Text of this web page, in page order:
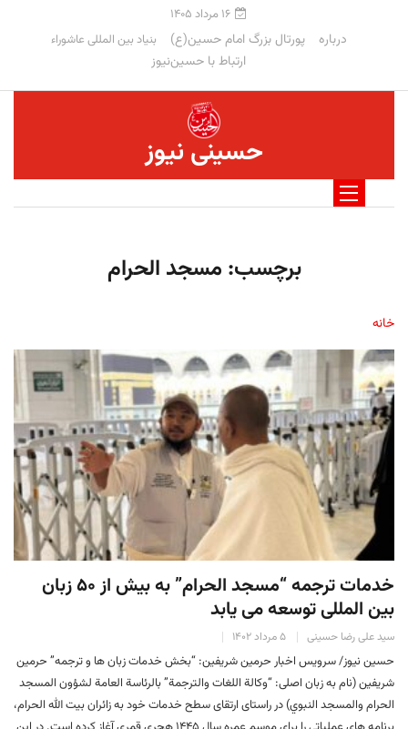
۱۶ مرداد ۱۴۰۵
درباره پورتال بزرگ امام حسین(ع) بنیاد بین المللی عاشوراء
ارتباط با حسین‌نیوز
حسینی نیوز
برچسب: مسجد الحرام
خانه
خدمات ترجمه “مسجد الحرام” به بیش از ۵۰ زبان
بین المللی توسعه می یابد
سید علی رضا حسینی ۵ مرداد ۱۴۰۲
حسین نیوز/ سرویس اخبار حرمین شریفین: “بخش خدمات زبان ها و ترجمه” حرمین
شریفین (نام به زبان اصلی: “وكالة اللغات والترجمة” بالرئاسة العامة لشؤون المسجد
الحرام والمسجد النبوي) در راستای ارتقای سطح خدمات خود به زائران بیت الله الحرام،